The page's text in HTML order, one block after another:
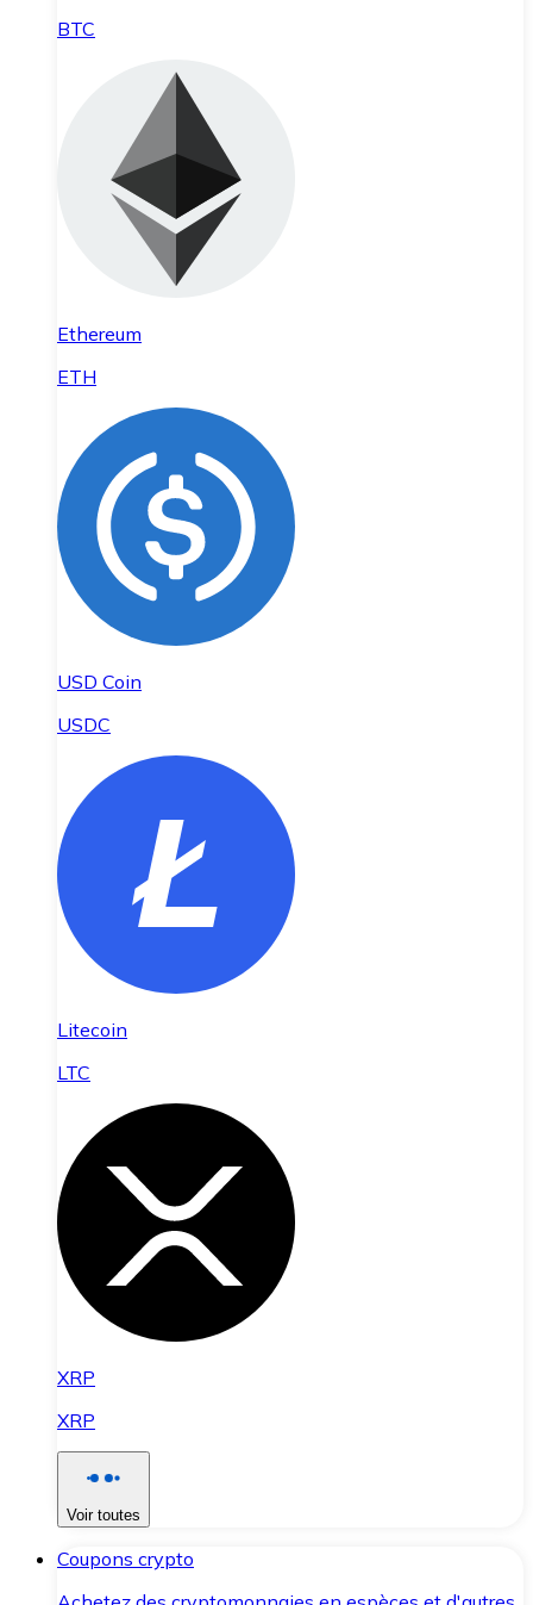
BTC
Ethereum
ETH
USD Coin
USDC
Litecoin
LTC
XRP
XRP
Voir toutes
Coupons crypto